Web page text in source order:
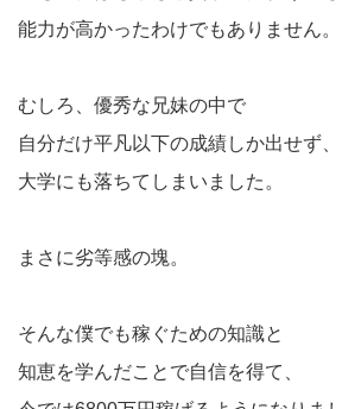
能力が高かったわけでもありません。
むしろ、優秀な兄妹の中で
自分だけ平凡以下の成績しか出せず、
大学にも落ちてしまいました。
まさに劣等感の塊。
そんな僕でも稼ぐための知識と
知恵を学んだことで自信を得て、